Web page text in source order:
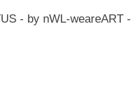
- by nWL-weareART -